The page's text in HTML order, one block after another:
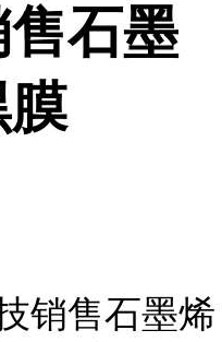
石墨
销售石墨烯